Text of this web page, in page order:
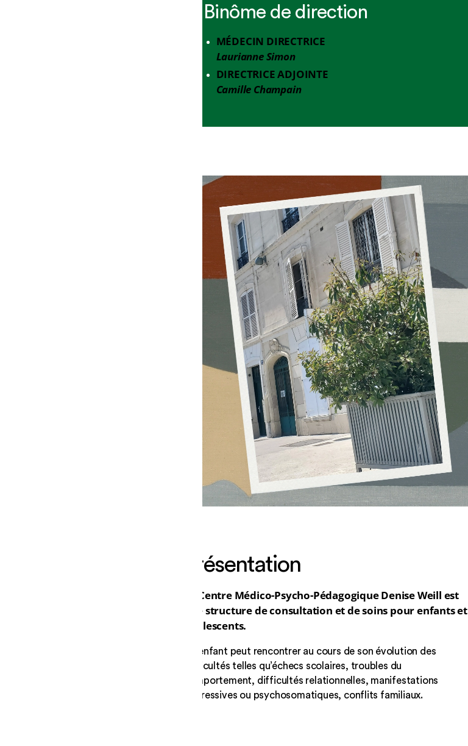
Binôme de direction
MÉDECIN DIRECTRICE
Laurianne Simon
DIRECTRICE ADJOINTE
Camille Champain
Présentation
Le Centre Médico-Psycho-Pédagogique Denise Weill est
une structure de consultation et de soins pour enfants et
adolescents.
Un enfant peut rencontrer au cours de son évolution des
difficultés telles qu’échecs scolaires, troubles du
comportement, difficultés relationnelles, manifestations
dépressives ou psychosomatiques, conflits familiaux.